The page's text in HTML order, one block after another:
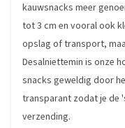
kauwsnacks meer
tot 3 cm en vooral ook
opslag of transport,
Desalniettemin is onze
snacks geweldig door
transparant zodat je de
verzending.